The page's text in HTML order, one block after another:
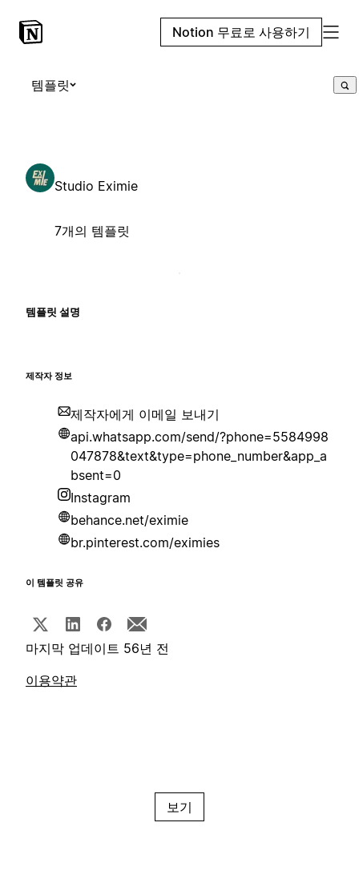
Notion 무료로 사용하기
템플릿
Studio Eximie
7개의 템플릿
템플릿 설명
제작자 정보
제작자에게 이메일 보내기
api.whatsapp.com/send/?phone=5584998
047878&text&type=phone_number&app_a
bsent=0
Instagram
behance.net/eximie
br.pinterest.com/eximies
이 템플릿 공유
마지막 업데이트 56년 전
이용약관
보기